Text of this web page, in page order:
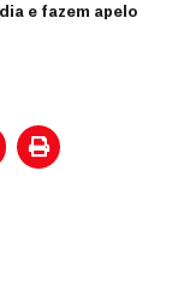
e fazem apelo